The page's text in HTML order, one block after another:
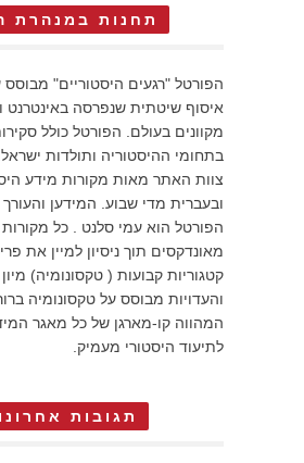
תחנות במנהרת
הפורטל "רגעים היסטוריים"
איסוף שיטתית שנפרסה באינטרנט
מקוונים בעולם. הפורטל כולל
בתחומי ההיסטוריה ותולדות
צוות האתר מאות מקורות מידע
ובעברית מדי שבוע. המידען
הפורטל הוא עמי סלנט . כל
מאונדקסים תוך ניסיון למיין את
קטגוריות קבועות ( טקסונומיה)
והעדויות מבוסס על טקסונומיה
המהווה קו-מארגן של כל מאגר
לתיעוד היסטורי מעמיק.
תגובות